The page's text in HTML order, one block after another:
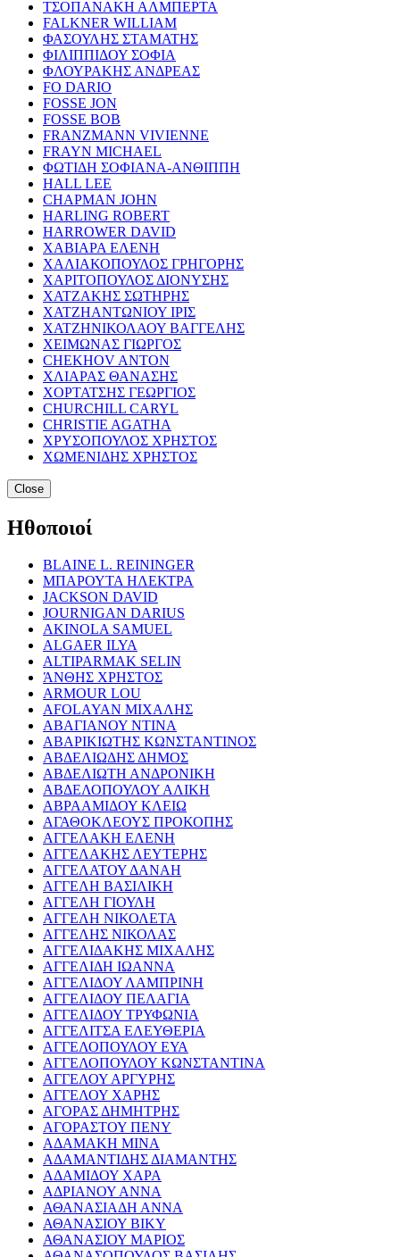
ΤΣΟΠΑΝΑΚΗ ΑΛΜΠΕΡΤΑ
FALKNER WILLIAM
ΦΑΣΟΥΛΗΣ ΣΤΑΜΑΤΗΣ
ΦΙΛΙΠΠΙΔΟΥ ΣΟΦΙΑ
ΦΛΟΥΡΑΚΗΣ ΑΝΔΡΕΑΣ
FO DARIO
FOSSE JON
FOSSE BOB
FRANZMANN VIVIENNE
FRAYN MICHAEL
ΦΩΤΙΔΗ ΣΟΦΙΑΝΑ-ΑΝΘΙΠΠΗ
HALL LEE
CHAPMAN JOHN
HARLING ROBERT
HARROWER DAVID
ΧΑΒΙΑΡΑ ΕΛΕΝΗ
ΧΑΛΙΑΚΟΠΟΥΛΟΣ ΓΡΗΓΟΡΗΣ
ΧΑΡΙΤΟΠΟΥΛΟΣ ΔΙΟΝΥΣΗΣ
ΧΑΤΖΑΚΗΣ ΣΩΤΗΡΗΣ
ΧΑΤΖΗΑΝΤΩΝΙΟΥ ΙΡΙΣ
ΧΑΤΖΗΝΙΚΟΛΑΟΥ ΒΑΓΓΕΛΗΣ
ΧΕΙΜΩΝΑΣ ΓΙΩΡΓΟΣ
CHEKHOV ANTON
ΧΛΙΑΡΑΣ ΘΑΝΑΣΗΣ
ΧΟΡΤΑΤΣΗΣ ΓΕΩΡΓΙΟΣ
CHURCHILL CARYL
CHRISTIE AGATHA
ΧΡΥΣΟΠΟΥΛΟΣ ΧΡΗΣΤΟΣ
ΧΩΜΕΝΙΔΗΣ ΧΡΗΣΤΟΣ
Close
Ηθοποιοί
BLAINE L. REININGER
ΜΠΑΡΟΥΤΑ ΗΛΕΚΤΡΑ
JACKSON DAVID
JOURNIGAN DARIUS
AKINOLA SAMUEL
ALGAER ILYA
ALTIPARMAK SELIN
ΆΝΘΗΣ ΧΡΗΣΤΟΣ
ARMOUR LOU
AFOLAYAN ΜΙΧΑΛΗΣ
ΑΒΑΓΙΑΝΟΥ ΝΤΙΝΑ
ΑΒΑΡΙΚΙΩΤΗΣ ΚΩΝΣΤΑΝΤΙΝΟΣ
ΑΒΔΕΛΙΩΔΗΣ ΔΗΜΟΣ
ΑΒΔΕΛΙΩΤΗ ΑΝΔΡΟΝΙΚΗ
ΑΒΔΕΛΟΠΟΥΛΟΥ ΑΛΙΚΗ
ΑΒΡΑΑΜΙΔΟΥ ΚΛΕΙΩ
ΑΓΑΘΟΚΛΕΟΥΣ ΠΡΟΚΟΠΗΣ
ΑΓΓΕΛΑΚΗ ΕΛΕΝΗ
ΑΓΓΕΛΑΚΗΣ ΛΕΥΤΕΡΗΣ
ΑΓΓΕΛΑΤΟΥ ΔΑΝΑΗ
ΑΓΓΕΛΗ ΒΑΣΙΛΙΚΗ
ΑΓΓΕΛΗ ΓΙΟΥΛΗ
ΑΓΓΕΛΗ ΝΙΚΟΛΕΤΑ
ΑΓΓΕΛΗΣ ΝΙΚΟΛΑΣ
ΑΓΓΕΛΙΔΑΚΗΣ ΜΙΧΑΛΗΣ
ΑΓΓΕΛΙΔΗ ΙΩΑΝΝΑ
ΑΓΓΕΛΙΔΟΥ ΛΑΜΠΡΙΝΗ
ΑΓΓΕΛΙΔΟΥ ΠΕΛΑΓΙΑ
ΑΓΓΕΛΙΔΟΥ ΤΡΥΦΩΝΙΑ
ΑΓΓΕΛΙΤΣΑ ΕΛΕΥΘΕΡΙΑ
ΑΓΓΕΛΟΠΟΥΛΟΥ ΕΥΑ
ΑΓΓΕΛΟΠΟΥΛΟΥ ΚΩΝΣΤΑΝΤΙΝΑ
ΑΓΓΕΛΟΥ ΑΡΓΥΡΗΣ
ΑΓΓΕΛΟΥ ΧΑΡΗΣ
ΑΓΟΡΑΣ ΔΗΜΗΤΡΗΣ
ΑΓΟΡΑΣΤΟΥ ΠΕΝΥ
ΑΔΑΜΑΚΗ ΜΙΝΑ
ΑΔΑΜΑΝΤΙΔΗΣ ΔΙΑΜΑΝΤΗΣ
ΑΔΑΜΙΔΟΥ ΧΑΡΑ
ΑΔΡΙΑΝΟΥ ΑΝΝΑ
ΑΘΑΝΑΣΙΑΔΗ ΑΝΝΑ
ΑΘΑΝΑΣΙΟΥ ΒΙΚΥ
ΑΘΑΝΑΣΙΟΥ ΜΑΡΙΟΣ